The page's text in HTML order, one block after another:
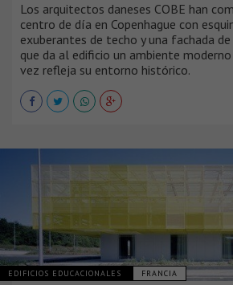
Los arquitectos daneses COBE han
centro de día en Copenhague con
exuberantes de techo y una fachada
que da al edificio un ambiente
vez refleja su entorno histórico.
EDIFICIOS EDUCACIONALES FRANCIA